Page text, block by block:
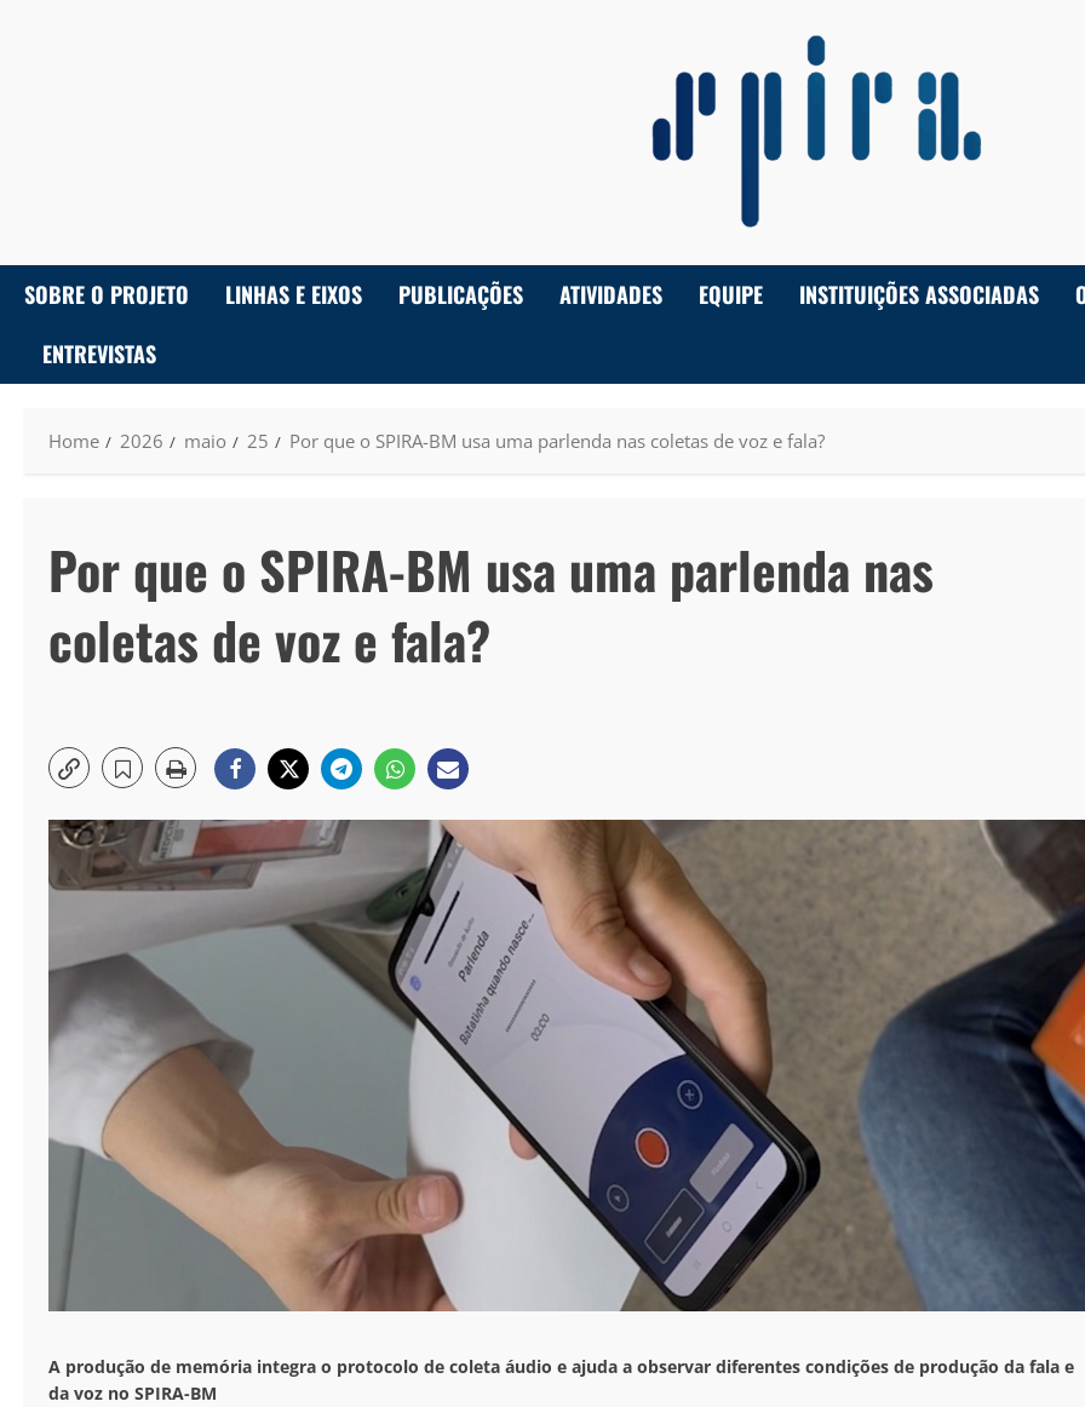
SOBRE O PROJETO LINHAS E EIXOS PUBLICAÇÕES ATIVIDADES EQUIPE INSTITUIÇÕES ASSOCIADAS
ENTREVISTAS
Home 2026 maio 25 Por que o SPIRA-BM usa uma parlenda nas coletas de voz e fala?
Por que o SPIRA-BM usa uma parlenda nas
coletas de voz e fala?
A produção de memória integra o protocolo de coleta áudio e ajuda a observar diferentes condições de produção da fala e
da voz no SPIRA-BM